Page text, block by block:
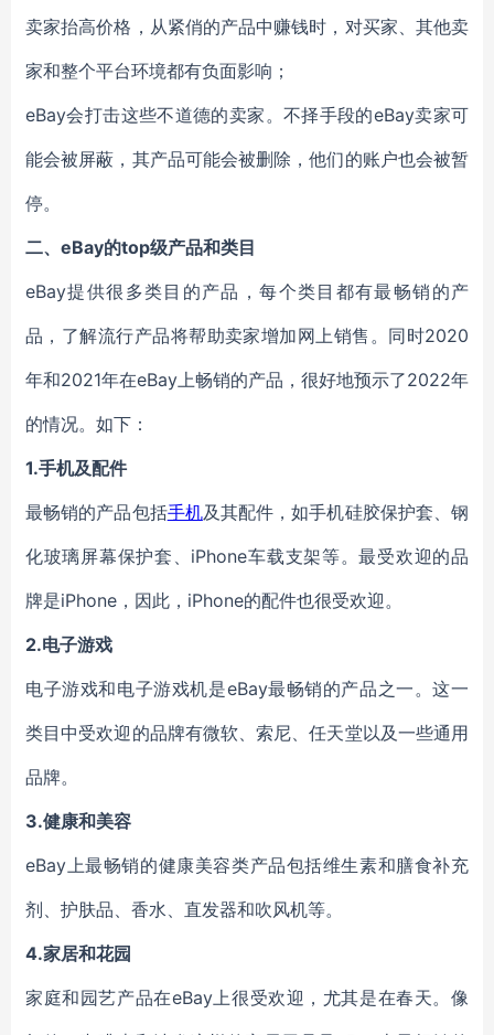
卖家抬高价格， 从紧俏的产品中赚钱时 ， 对买家、 其他卖
家和整个平台环境都有负面影响 ；
eBay会打击这些不道德的卖家。不择手段的eBay卖家可
能会被屏蔽 ， 其产品可能会被删除，他们的账户也会被暂
停。
二、eBay的top级产品和类目
eBay提供很多类目 的产品，每个类目 都有最畅销的产
品 ， 了解流行产品将帮助卖家增加网上销售。 同时2020
年和2021年在eBay上畅销的产品 ，很好地预示了2022年
的情况。 如下：
1.手机及配件
最畅销的产品包括手机及其配件，如手机硅胶保护套、钢
化玻璃屏幕保护套、iPhone车载支架等。最受欢迎的品
牌是iPhone，因此，iPhone的配件也很受欢迎。
2.电子游戏
电子游戏和电子游戏机是eBay最畅销的产品之一。这一
类目 中受欢迎的品牌有微软、索尼、任天堂以及一些通用
品牌。
3.健康和美容
eBay上最畅销的健康美容类产品包括维生素和膳食补充
剂、护肤品、香水、直发器和吹风机等。
4.家居和花园
家庭和园艺产品在eBay上很受欢迎，尤其是在春天。像